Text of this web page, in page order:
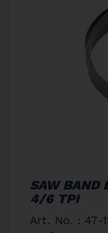
SAW BAND
4/6 TPI
Art. No. : 47-